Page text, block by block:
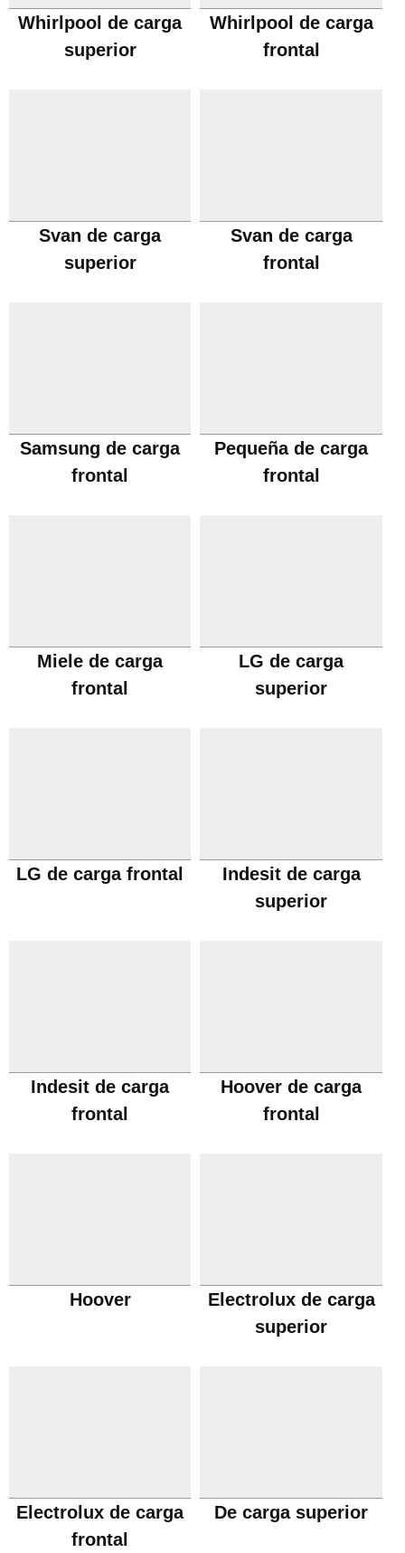
Whirlpool de carga
superior
Whirlpool de carga
frontal
Svan de carga
superior
Svan de carga
frontal
Samsung de carga
frontal
Pequeña de carga
frontal
Miele de carga
frontal
LG de carga
superior
LG de carga frontal
Indesit de carga
superior
Indesit de carga
frontal
Hoover de carga
frontal
Hoover
Electrolux de carga
superior
Electrolux de carga
frontal
De carga superior